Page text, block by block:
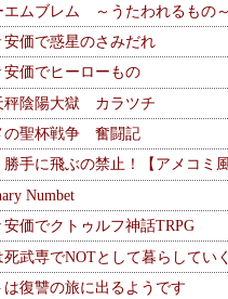
エムブレム ～うたわれるもの～
安価で惑星のさみだれ
価でヒーローもの
陰陽大獄 カラツチ
の聖杯戦争 奮闘記
勝手に飛ぶの禁止！【アメコミ風
Numbet
価でクトゥルフ神話TRPG
武専でNOTとして暮らしてい
復讐の旅に出るようです